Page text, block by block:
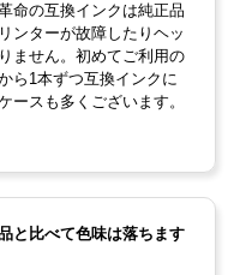
ブラック
顔料
互換インク
命の互換インクは純正品
ンターが故障したりヘッ
ません。初めてご利用の
ら1本ずつ互換インクに
ースも多くございます。
と比べて色味は落ちます